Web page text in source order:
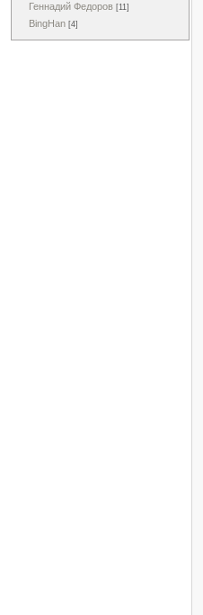
Геннадий Федоров [11]
BingHan [4]